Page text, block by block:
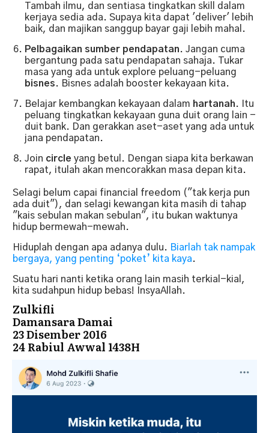
Tambah ilmu, dan sentiasa tingkatkan skill dalam
kerjaya sedia ada. Supaya kita dapat 'deliver' lebih
baik, dan majikan sanggup bayar gaji lebih mahal.
Pelbagaikan sumber pendapatan. Jangan cuma
bergantung pada satu pendapatan sahaja. Tukar
masa yang ada untuk explore peluang-peluang
bisnes. Bisnes adalah booster kekayaan kita.
Belajar kembangkan kekayaan dalam hartanah. Itu
peluang tingkatkan kekayaan guna duit orang lain -
duit bank. Dan gerakkan aset-aset yang ada untuk
jana pendapatan.
Join circle yang betul. Dengan siapa kita berkawan
rapat, itulah akan mencorakkan masa depan kita.
Selagi belum capai financial freedom ("tak kerja pun
ada duit"), dan selagi kewangan kita masih di tahap
"kais sebulan makan sebulan", itu bukan waktunya
hidup bermewah-mewah.
Hiduplah dengan apa adanya dulu. Biarlah tak nampak
bergaya, yang penting ‘poket’ kita kaya.
Suatu hari nanti ketika orang lain masih terkial-kial,
kita sudahpun hidup bebas! InsyaAllah.
Zulkifli
Damansara Damai
23 Disember 2016
24 Rabiul Awwal 1438H